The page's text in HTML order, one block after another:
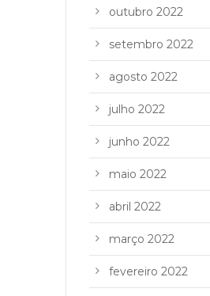
outubro 2022
setembro 2022
agosto 2022
julho 2022
junho 2022
maio 2022
abril 2022
março 2022
fevereiro 2022